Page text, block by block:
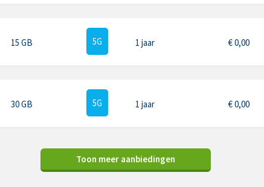
15 GB 5G 1 jaar €0,00
30 GB 5G 1 jaar €0,00
Toon meer aanbiedingen